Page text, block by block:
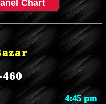
Chart
4:45 pm